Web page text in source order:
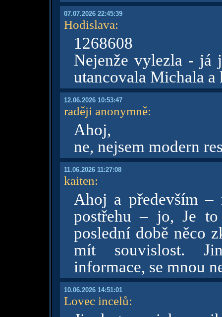
07.07.2026 22:45:39
Hodislava:
1268608
Nejenže vylezla - já
utancovala Michala
12.06.2026 10:53:47
raději anonymně:
Ahoj,
ne, nejsem modern
11.06.2026 11:27:08
kaiten:
Ahoj a především –
postřehu – jo, Je
poslední době něco
mít souvislost.
informace, se mnou
10.06.2026 14:51:01
Lovec incelů: